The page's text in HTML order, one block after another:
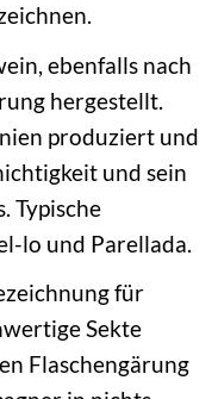
ebenfalls nach
hergestellt.
produziert und
und sein
Typische
lo und Parellada.
für
Sekte
Flaschengärung